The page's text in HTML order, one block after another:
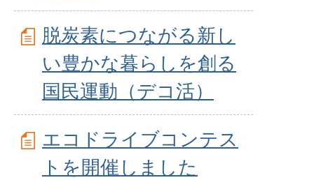
脱炭素につながる新し
い豊かな暮らしを創る
国民運動（デコ活）
エコドライブコンテス
トを開催しました